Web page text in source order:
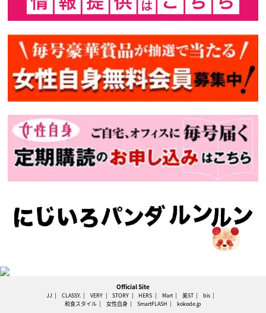
Official Site
JJ CLASSY. VERY STORY HERS Mart 美ST
bis
和食スタイル
女性自身 SmartFLASH kokode.jp